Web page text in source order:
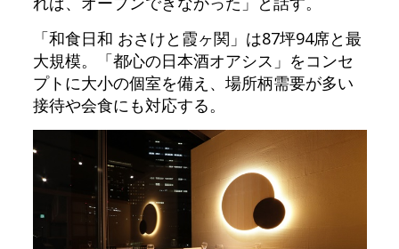
「和食日和 おさけと霞ヶ関」は87坪94席と最
大規模。「都心の日本酒オアシス」をコンセ
プトに大小の個室を備え、場所柄需要が多い
接待や会食にも対応する。